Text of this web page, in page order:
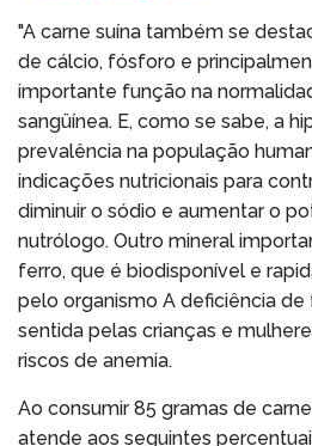
"A carne suína também se
de cálcio, fósforo e
importante função na
sangüínea. E, como se sabe, a
prevalência na população
indicações nutricionais para
diminuir o sódio e aumentar o
nutrólogo. Outro mineral
ferro, que é biodisponível e
pelo organismo A deficiência
sentida pelas crianças e
riscos de anemia.
Ao consumir 85 gramas de
atende aos seguintes